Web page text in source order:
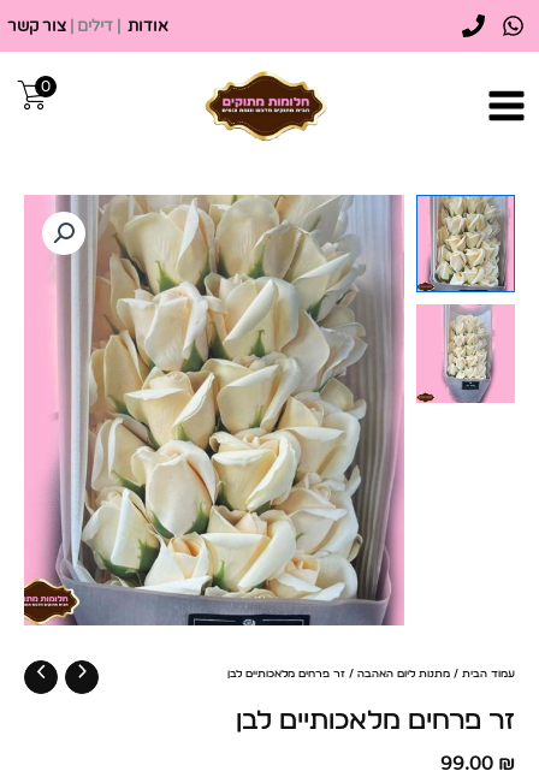
דילוג
לתוכן
אודות | דילים | צור קשר
0
עמוד הבית / מתנות ליום האהבה / זר פרחים מלאכותיים לבן
זר פרחים מלאכותיים לבן
99.00 ₪
כמות
של
זר
פרחים
מלאכותיים
לבן